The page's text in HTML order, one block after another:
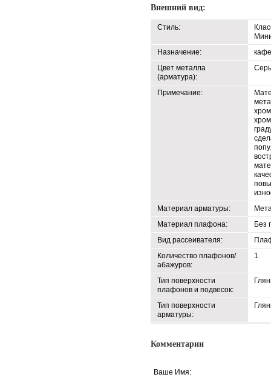
Внешний вид:
Стиль:
Назначение:
Цвет металла
(арматура):
Примечание:
Материал арматуры:
Материал плафона:
Без
Вид рассеивателя:
Количество плафонов/
абажуров:
1
Тип поверхности
плафонов и подвесок:
Тип поверхности
арматуры:
Комментарии
Ваше Имя: